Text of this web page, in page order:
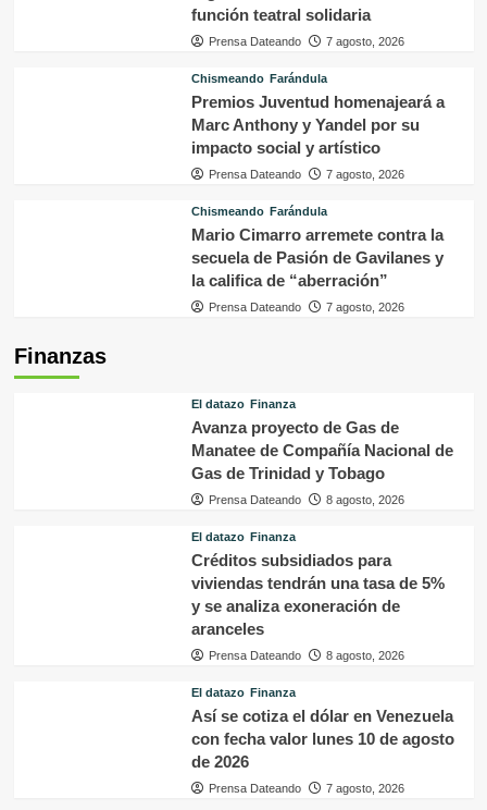
función teatral solidaria
Prensa Dateando 7 agosto, 2026
Chismeando Farándula
Premios Juventud homenajeará a
Marc Anthony y Yandel por su
impacto social y artístico
Prensa Dateando 7 agosto, 2026
Chismeando Farándula
Mario Cimarro arremete contra la
secuela de Pasión de Gavilanes y
la califica de “aberración”
Prensa Dateando 7 agosto, 2026
Finanzas
El datazo Finanza
Avanza proyecto de Gas de
Manatee de Compañía Nacional de
Gas de Trinidad y Tobago
Prensa Dateando 8 agosto, 2026
El datazo Finanza
Créditos subsidiados para
viviendas tendrán una tasa de 5%
y se analiza exoneración de
aranceles
Prensa Dateando 8 agosto, 2026
El datazo Finanza
Así se cotiza el dólar en Venezuela
con fecha valor lunes 10 de agosto
de 2026
Prensa Dateando 7 agosto, 2026